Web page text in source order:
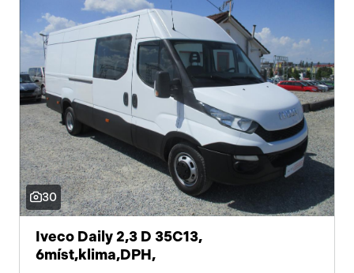
30
Iveco Daily 2,3 D 35C13,
6míst,klima,DPH,